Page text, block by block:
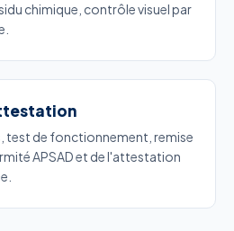
chimique, contrôle visuel par
test de fonctionnement, remise
APSAD et de l'attestation